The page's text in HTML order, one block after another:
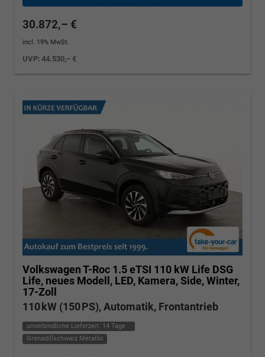
30.872,– €
incl. 19% MwSt.
UVP:44.530,– €
Volkswagen T-Roc 1.5 eTSI 110 kW Life DSG
Life, neues Modell, LED, Kamera, Side, Winter,
17-Zoll
110 kW (150 PS), Automatik, Frontantrieb
unverbindliche Lieferzeit: 14 Tage
Grenadillschwarz Metallic